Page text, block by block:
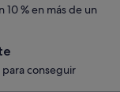
10 % en más de un
conseguir